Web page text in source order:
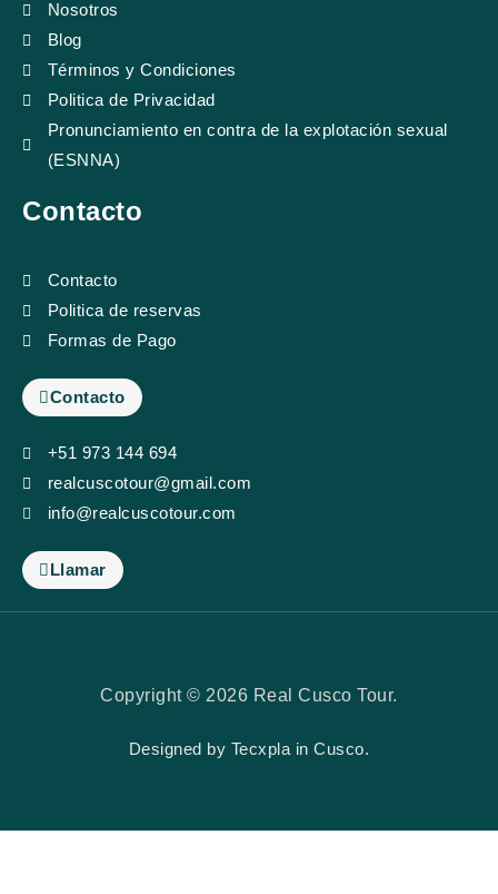
o
o
k
e
r
a
i
Nosotros
Blog
Términos y Condiciones
Politica de Privacidad
Pronunciamiento en contra de la explotación sexual
(ESNNA)
Contacto
Contacto
Politica de reservas
Formas de Pago
Contacto
+51 973 144 694
realcuscotour@gmail.com
info@realcuscotour.com
Llamar
Copyright © 2026 Real Cusco Tour.
Designed by Tecxpla in Cusco.